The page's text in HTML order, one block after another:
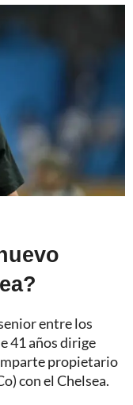
entre los
41 años dirige
propietario
con el Chelsea.